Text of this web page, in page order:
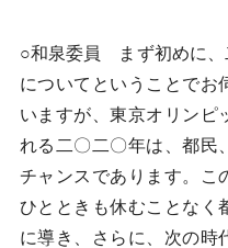
○和泉委員 まず初めに、
についてということでお
いますが、東京オリンピ
れる二〇二〇年は、都民
チャンスであります。こ
ひとときも休むことなく
に導き、さらに、次の時